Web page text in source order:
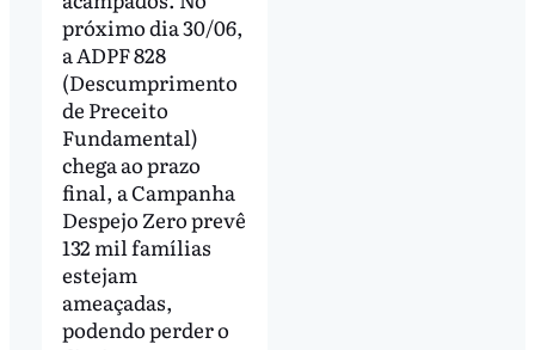
próximo dia 30/06,
a ADPF 828
(Descumprimento
de Preceito
Fundamental)
chega ao prazo
final, a Campanha
Despejo Zero prevê
132 mil famílias
estejam
ameaçadas,
podendo perder o